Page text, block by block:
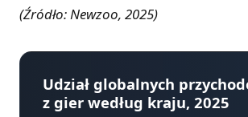
(Źródło: Newzoo, 2025)
Udział globalnych
z gier według kraju, 2025